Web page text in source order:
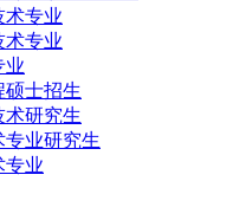
术专业
术专业
业
硕士招生
术研究生
业研究生
专业